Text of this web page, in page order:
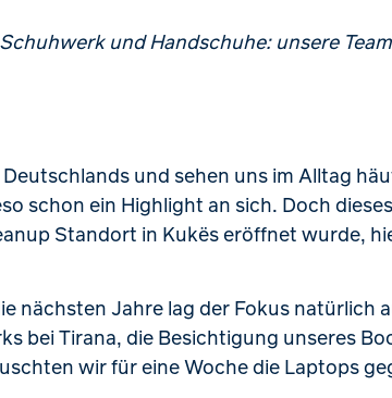
und Handschuhe: unsere
und sehen uns im Alltag
schon ein Highlight an sich. Doch
Standort in Kukës eröffnet wurde,
nächsten Jahre lag der Fokus natürlich
bei Tirana, die Besichtigung unseres
wir für eine Woche die Laptops